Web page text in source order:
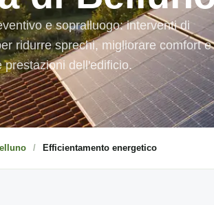
e sopralluogo: interventi di
ridurre sprechi, migliorare comfort e
dell'edificio.
Efficientamento energetico